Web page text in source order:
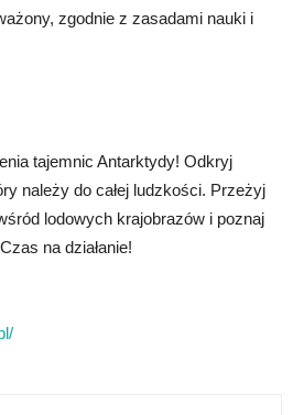
zgodnie z zasadami nauki i
tajemnic Antarktydy! Odkryj
należy do całej ludzkości. Przeżyj
lodowych krajobrazów i poznaj
na działanie!